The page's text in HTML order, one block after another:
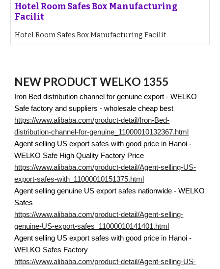
Hotel Room Safes Box Manufacturing
Facilit
Hotel Room Safes Box Manufacturing Facilit
NEW PRODUCT WELKO 1355
Iron Bed distribution channel for genuine export - WELKO
Safe factory and suppliers - wholesale cheap best
https://www.alibaba.com/product-detail/Iron-Bed-
distribution-channel-for-genuine_11000010132367.html
Agent selling US export safes with good price in Hanoi -
WELKO Safe High Quality Factory Price
https://www.alibaba.com/product-detail/Agent-selling-US-
export-safes-with_11000010151375.html
Agent selling genuine US export safes nationwide - WELKO
Safes
https://www.alibaba.com/product-detail/Agent-selling-
genuine-US-export-safes_11000010141401.html
Agent selling US export safes with good price in Hanoi -
WELKO Safes Factory
https://www.alibaba.com/product-detail/Agent-selling-US-